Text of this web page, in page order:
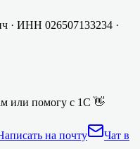
· ИНН 026507133234 ·
или помогу с 1С 👋
на почту
Чат в